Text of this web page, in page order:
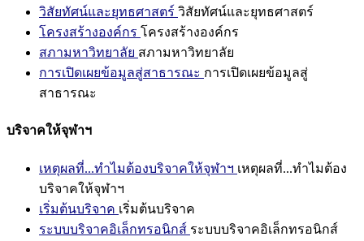
วิสัยทัศน์และยุทธศาสตร์ วิสัยทัศน์และยุทธศาสตร์
โครงสร้างองค์กร โครงสร้างองค์กร
สภามหาวิทยาลัย สภามหาวิทยาลัย
การเปิดเผยข้อมูลสู่สาธารณะ การเปิดเผยข้อมูลสู่
สาธารณะ
บริจาคให้จุฬาฯ
เหตุผลที่...ทำไมต้องบริจาคให้จุฬาฯ เหตุผลที่...ทำไมต้อง
บริจาคให้จุฬาฯ
เริ่มต้นบริจาค เริ่มต้นบริจาค
ระบบบริจาคอิเล็กทรอนิกส์ ระบบบริจาคอิเล็กทรอนิกส์